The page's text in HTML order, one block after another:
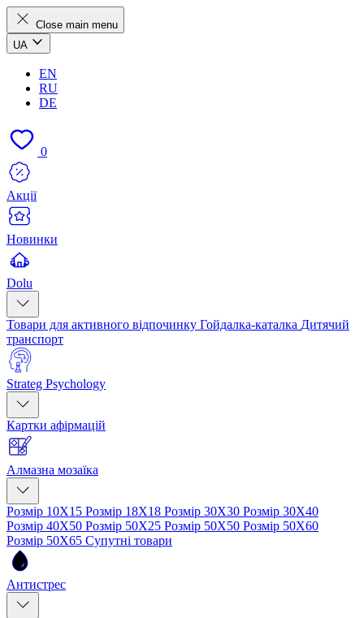
Close main menu
UA
EN
RU
DE
0
Акції
Новинки
Dolu
Товари для активного відпочинку Гойдалка-каталка Дитячий
транспорт
Strateg Psychology
Картки афірмацій
Алмазна мозаїка
Розмір 10Х15 Розмір 18Х18 Розмір 30Х30 Розмір 30Х40
Розмір 40Х50 Розмір 50Х25 Розмір 50Х50 Розмір 50Х60
Розмір 50Х65 Супутні товари
Антистрес